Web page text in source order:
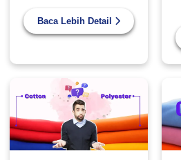
Baca Lebih Detail